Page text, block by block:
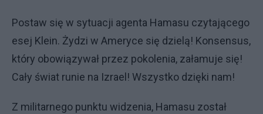
Postaw się w sytuacji agenta Hamasu czytającego
esej Klein. Żydzi w Ameryce się dzielą! Konsensus,
który obowiązywał przez pokolenia, załamuje się!
Cały świat runie na Izrael! Wszystko dzięki nam!
Z militarnego punktu widzenia, Hamasu został